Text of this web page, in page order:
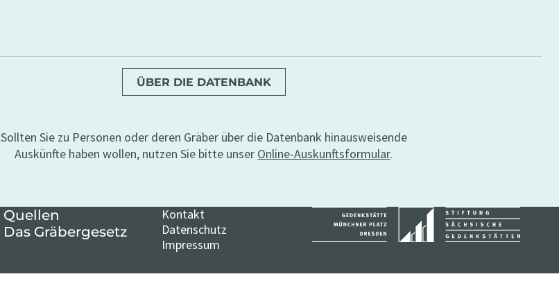
ÜBER DIE DATENBANK
Sollten Sie zu Personen oder deren Gräber über die Datenbank hinausweisende
Auskünfte haben wollen, nutzen Sie bitte unser Online-Auskunftsformular.
Quellen
Das Gräbergesetz
Kontakt
Datenschutz
Impressum